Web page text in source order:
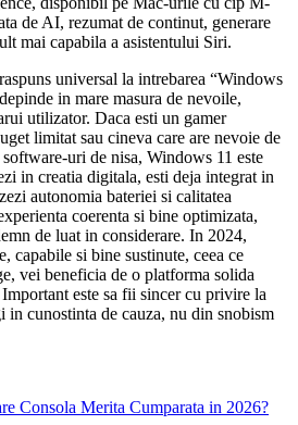
de AI, rezumat de continut, generare
mai capabila a asistentului Siri.
universal la intrebarea “Windows
in mare masura de nevoile,
utilizator. Daca esti un gamer
limitat sau cineva care are nevoie de
uri de nisa, Windows 11 este
in creatia digitala, esti deja integrat in
autonomia bateriei si calitatea
coerenta si bine optimizata,
de luat in considerare. In 2024,
capabile si bine sustinute, ceea ce
vei beneficia de o platforma solida
este sa fii sincer cu privire la
in cunostinta de cauza, nu din snobism
Consola Merita Cumparata in 2026?